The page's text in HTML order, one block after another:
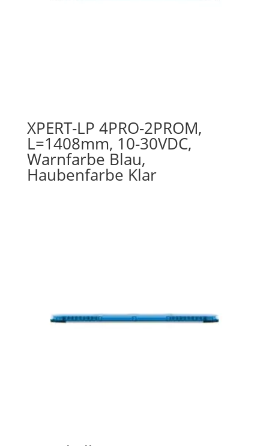
XPERT-LP 4PRO-2PROM,
L=1408mm, 10-30VDC,
Warnfarbe Blau,
Haubenfarbe Klar